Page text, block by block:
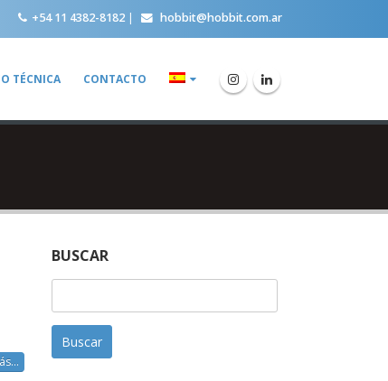
+54 11 4382-8182 | hobbit@hobbit.com.ar
TÉCNICA CONTACTO
BUSCAR